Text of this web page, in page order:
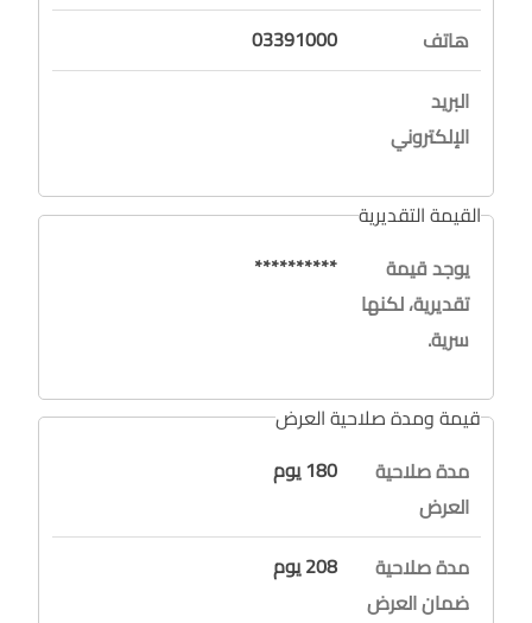
هاتف
03391000
البريد
الإلكتروني
القيمة التقديرية
يوجد قيمة
تقديرية، لكنها
سرية.
**********
قيمة ومدة صلاحية العرض
مدة صلاحية
العرض
180 يوم
مدة صلاحية
ضمان العرض
208 يوم